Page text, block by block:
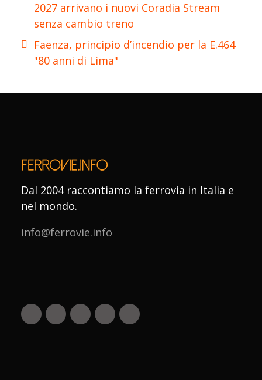
2027 arrivano i nuovi Coradia Stream
senza cambio treno
Faenza, principio d’incendio per la E.464
"80 anni di Lima"
Dal 2004 raccontiamo la ferrovia in Italia e
nel mondo.
info@ferrovie.info